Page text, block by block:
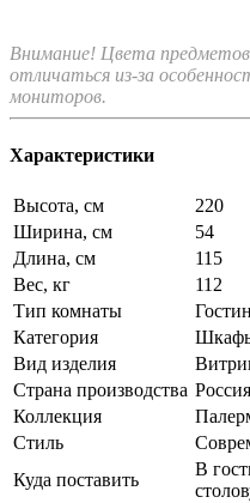
Внимание! Цвета
отличаться из-за
мониторов.
Характеристики
Высота, см
220
Ширина, см
54
Длина, см
115
Вес, кг
112
Тип комнаты
Категория
Вид изделия
Страна производства Россия
Коллекция
Стиль
Куда поставить
В